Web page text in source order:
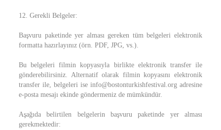
12. Gerekli Belgeler:
Başvuru paketinde yer alması gereken tüm belgeleri elektronik
formatta hazırlayınız (örn. PDF, JPG, vs.).
Bu belgeleri filmin kopyasıyla birlikte elektronik transfer ile
gönderebilirsiniz. Alternatif olarak filmin kopyasını elektronik
transfer ile, belgeleri ise info@bostonturkishfestival.org adresine
e-posta mesajı ekinde göndermeniz de mümkündür.
Aşağıda belirtilen belgelerin başvuru paketinde yer alması
gerekmektedir: